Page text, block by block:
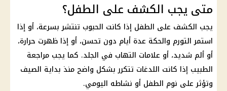
متى يجب الكشف على الطفل؟
يجب الكشف على الطفل إذا كانت الحبوب تنتشر بسرعة، أو إذا
استمر التورم والحكة عدة أيام دون تحسن، أو إذا ظهرت حرارة،
أو ألم شديد، أو علامات التهاب في الجلد. كما يجب مراجعة
الطبيب إذا كانت اللدغات تتكرر بشكل واضح منذ بداية الصيف
وتؤثر على نوم الطفل أو نشاطه اليومي.